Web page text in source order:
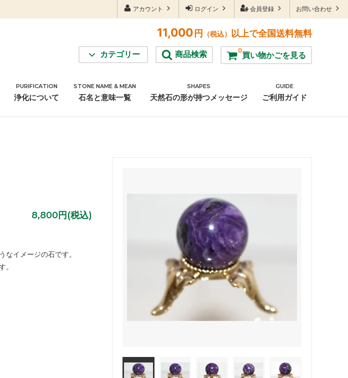
お問い合わせ
会員登録
ログイン
アカウント
11,000 円 （税込） 以上で全国送料無料
0買い物かごを見る
商品検索
カテゴリー
アクセサリーパーツ 雑貨
PURIFICATION
浄化について
STONE NAME & MEAN
石名と意味一覧
SHAPES
天然石の形が持つメッセージ
GUIDE
ご利用ガイド
8,800円(税込)
イメージの石です。
。